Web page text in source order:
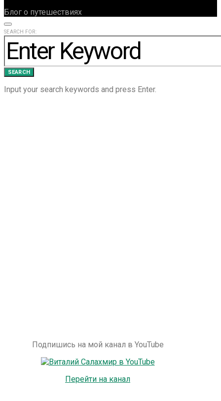
Блог о путешествиях
SEARCH FOR:
SEARCH
Input your search keywords and press Enter.
Подпишись на мой канал в YouTube
Перейти на канал